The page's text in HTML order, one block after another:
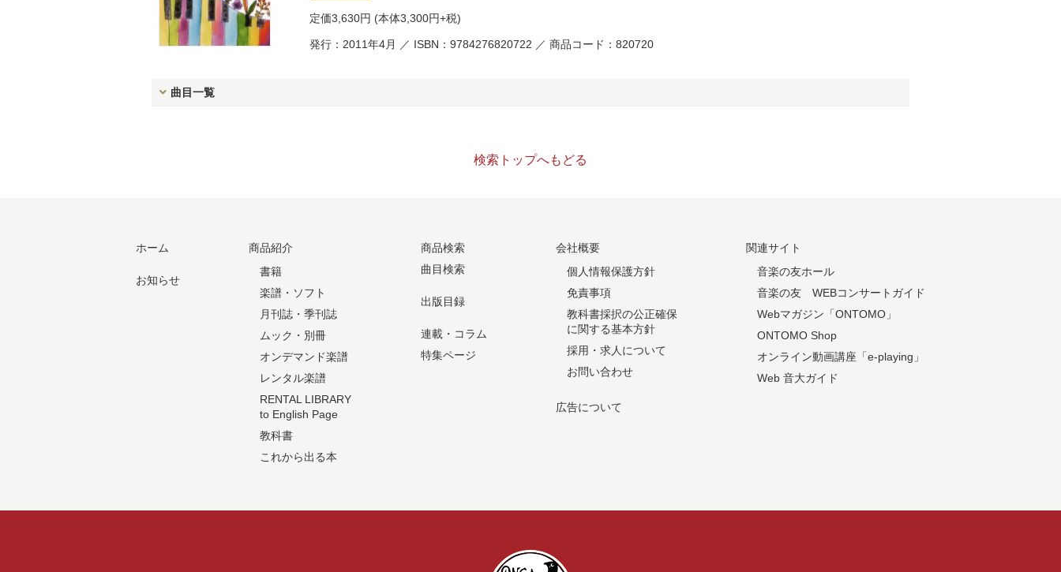
定価3,630円 (本体3,300円+税)
発行：2011年4月 ／ ISBN：9784276820722 ／ 商品コード：820720
曲目一覧
検索トップへもどる
ホーム
お知らせ
商品紹介
書籍
楽譜・ソフト
月刊誌・季刊誌
ムック・別冊
オンデマンド楽譜
レンタル楽譜
RENTAL LIBRARY
to English Page
教科書
これから出る本
商品検索
曲目検索
出版目録
連載・コラム
特集ページ
会社概要
個人情報保護方針
免責事項
教科書採択の公正確保
に関する基本方針
採用・求人について
お問い合わせ
広告について
関連サイト
音楽の友ホール
音楽の友 WEBコンサートガイド
Webマガジン「ONTOMO」
ONTOMO Shop
オンライン動画講座「e-playing」
Web 音大ガイド